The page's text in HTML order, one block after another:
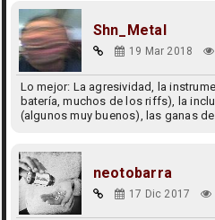
Shn_Metal
19 Mar 2018
Lo mejor: La agresividad, la
batería, muchos de los riffs), la
(algunos muy buenos), las ganas
neotobarra
17 Dic 2017